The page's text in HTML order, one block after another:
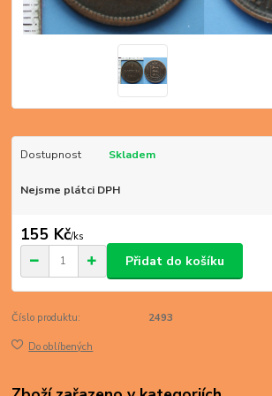
Dostupnost Skladem
Nejsme plátci DPH
155 Kč/ks
Přidat do košíku
Číslo produktu: 2493
Do oblíbených